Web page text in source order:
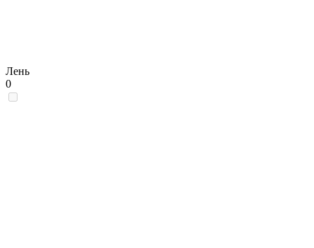
Лень
0